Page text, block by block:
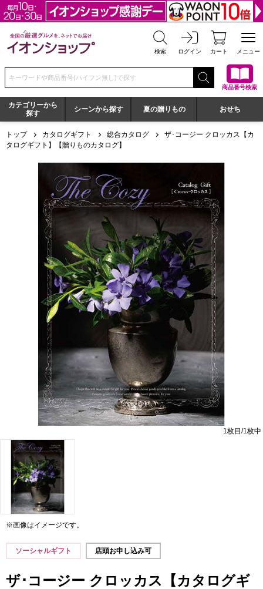
全国の厳選グルメを、ネットでお届け イオンショップ
検索 ログイン カート メニュー
検索キーワードまたは商品番号を入力してください
商品番号検索
カテゴリーから
探す
シーンから探す 夏の贈りもの おせち
トップ カタログギフト 総合カタログ
ザ･コージー クロッカス【カ
タログギフト】【贈りものカタログ】
ザ･コージー クロッカス【カタログギフト】【贈りものカタロ
1枚目/1枚中
※画像はイメージです。
ソーシャルギフト 店頭お申し込み可
ザ･コージー クロッカス【カタログギ